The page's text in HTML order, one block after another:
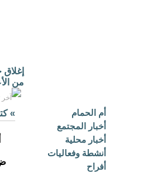
من
آخر تحديث: 6 /
أم الحمام
أخبار المجتمع
أخبار محلية
أنشطة وفعاليات
أفراح
»